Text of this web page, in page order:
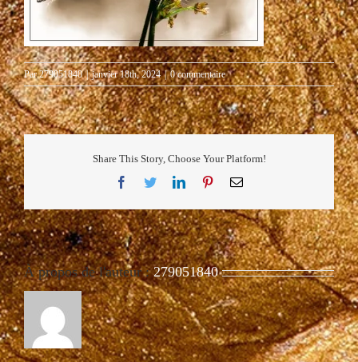
Par279051840 | janvier 18th, 2024 | 0 commentaire
Share This Story, Choose Your Platform!
Facebook
TwitterLinkedInPinterestEmail
À propos de l'auteur :279051840